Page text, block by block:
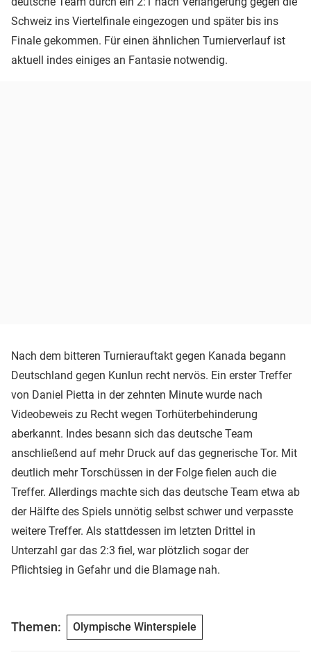
Schweiz ins Viertelfinale eingezogen und später bis ins
Finale gekommen. Für einen ähnlichen Turnierverlauf ist
aktuell indes einiges an Fantasie notwendig.
Nach dem bitteren Turnierauftakt gegen Kanada begann
Deutschland gegen Kunlun recht nervös. Ein erster Treffer
von Daniel Pietta in der zehnten Minute wurde nach
Videobeweis zu Recht wegen Torhüterbehinderung
aberkannt. Indes besann sich das deutsche Team
anschließend auf mehr Druck auf das gegnerische Tor. Mit
deutlich mehr Torschüssen in der Folge fielen auch die
Treffer. Allerdings machte sich das deutsche Team etwa ab
der Hälfte des Spiels unnötig selbst schwer und verpasste
weitere Treffer. Als stattdessen im letzten Drittel in
Unterzahl gar das 2:3 fiel, war plötzlich sogar der
Pflichtsieg in Gefahr und die Blamage nah.
Themen: Olympische Winterspiele